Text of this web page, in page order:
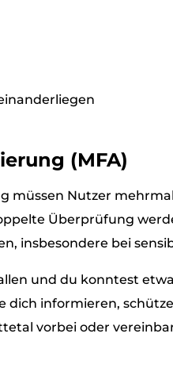
(MFA)
müssen Nutzer
Überprüfung
insbesondere bei
und du konntest
dich informieren,
vorbei oder